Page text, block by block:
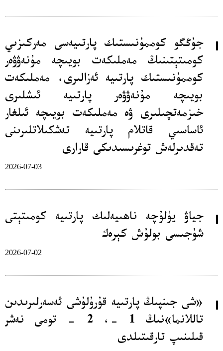
جۇڭگو كوممۇنىستىك پارتىيەسى مەركىزىي
كومىتېتىنىڭ مەملىكەت بويىچە مۇنەۋۋەر
كوممۇنىستىك پارتىيە ئەزالىرى، مەملىكەت
بويىچە مۇنەۋۋەر پارتىيە ئىشلىرى
خىزمەتچىلىرى ۋە مەملىكەت بويىچە ئىلغار
ئاساسىي قاتلام پارتىيە تەشكىلاتلىرىنى
تەقدىرلەش توغرىسىدىكى قارارى
2026-07-03
جياۋ يۈلۇچە ناھىيەلىك پارتىيە كومىتېتى
شۇجىسى بولۇش كېرەك
2026-07-02
«شى جىنپىڭ پارتىيە قۇرۇلۇشى ئەسەرلىرىدىن
تاللانما»نىڭ 1 -، 2 - تومى نەشر
قىلىنىپ تارقىتىلدى